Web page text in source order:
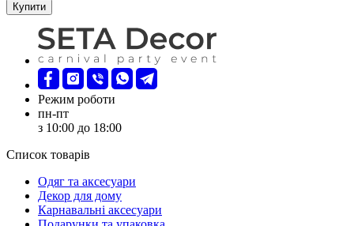
Купити
Режим роботи
пн-пт
з 10:00 до 18:00
Список товарів
Oдяг та аксесуари
Декор для дому
Карнавальні аксесуари